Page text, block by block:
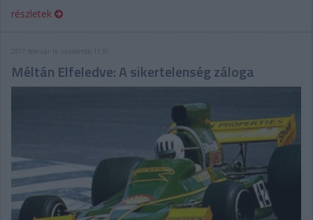
részletek
2017. február 16. csütörtök, 11:51
Méltán Elfeledve: A sikertelenség záloga